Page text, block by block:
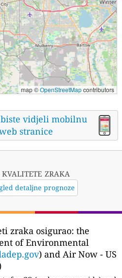
map ©OpenStreetMapcontributors
vidjeli mobilnu
stranice
kvalitete zraka
detaljne prognoze
zraka osigurao: the
of Environmental
) and Air Now - US